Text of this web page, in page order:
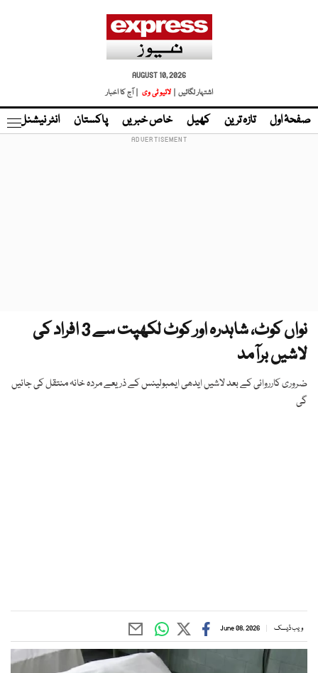
AUGUST 10, 2026
اشتہار لگائیں |
لائیو ٹی وی | آج کا اخبار
صفحۂ اول تازہ ترین کھیل خاص خبریں پاکستان انٹر نیشنل
نواں کوٹ، شاہدرہ اور کوٹ لکھپت سے 3 افراد کی
لاشیں برآمد
ضروری کارروائی کے بعد لاشیں ایدھی ایمبولینس کے ذریعے مردہ خانہ منتقل کی جائیں
گی
ویب ڈیسک June 08, 2026